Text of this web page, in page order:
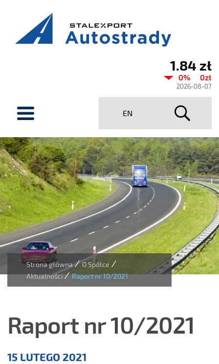
Stalexport
Autostrady
SA
1.84 zł
0% 0zł
2026-08-07
EN
Strona główna/ O Spółce /
Aktualności/ Raport nr 10/2021
Raport nr 10/2021
15 LUTEGO 2021